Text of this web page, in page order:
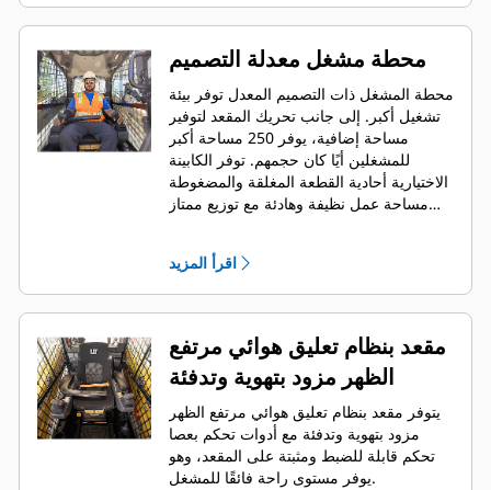
محطة مشغل معدلة التصميم
محطة المشغل ذات التصميم المعدل توفر بيئة
تشغيل أكبر. إلى جانب تحريك المقعد لتوفير
مساحة إضافية، يوفر 250 مساحة أكبر
للمشغلين أيًا كان حجمهم. توفر الكابينة
الاختيارية أحادية القطعة المغلقة والمضغوطة
مساحة عمل نظيفة وهادئة مع توزيع ممتاز
اقرأ المزيد
مقعد بنظام تعليق هوائي مرتفع
الظهر مزود بتهوية وتدفئة
يتوفر مقعد بنظام تعليق هوائي مرتفع الظهر
مزود بتهوية وتدفئة مع أدوات تحكم بعصا
تحكم قابلة للضبط ومثبتة على المقعد، وهو
يوفر مستوى راحة فائقًا للمشغل.